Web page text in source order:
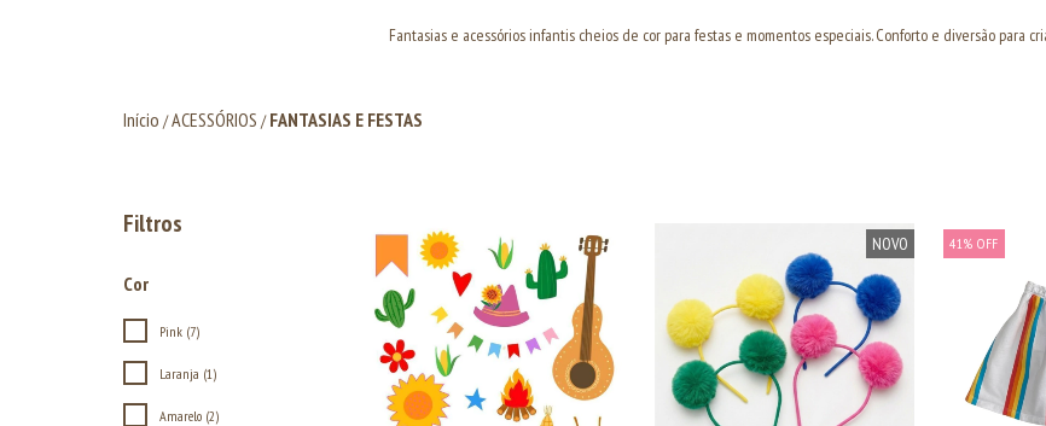
Fantasias e acessórios infantis cheios de cor para festas e momentos especiais. Conforto e diversão para
Início /ACESSÓRIOS / FANTASIAS E FESTAS
Filtros
Cor
Pink (7)
Laranja (1)
Amarelo (2)
NOVO 41 %OFF